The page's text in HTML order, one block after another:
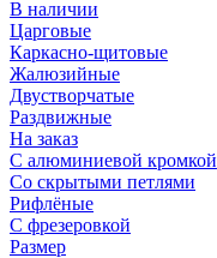
В наличии
Царговые
Каркасно-щитовые
Жалюзийные
Двустворчатые
Раздвижные
На заказ
С алюминиевой кромкой
Со скрытыми петлями
Рифлёные
С фрезеровкой
Размер